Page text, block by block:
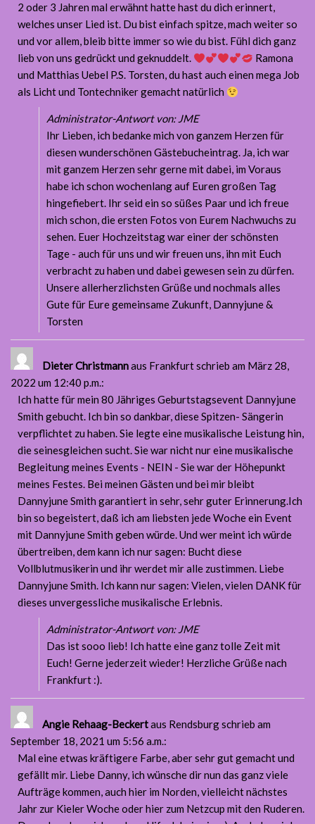
2 oder 3 Jahren mal erwähnt hatte hast du dich erinnert,
welches unser Lied ist. Du bist einfach spitze, mach weiter so
und vor allem, bleib bitte immer so wie du bist. Fühl dich ganz
lieb von uns gedrückt und geknuddelt.
Ramona
und Matthias Uebel P.S. Torsten, du hast auch einen mega Job
als Licht und Tontechniker gemacht natürlich
Administrator-Antwort von: JME
Ihr Lieben, ich bedanke mich von ganzem Herzen für
diesen wunderschönen Gästebucheintrag. Ja, ich war
mit ganzem Herzen sehr gerne mit dabei, im Voraus
habe ich schon wochenlang auf Euren großen Tag
hingefiebert. Ihr seid ein so süßes Paar und ich freue
mich schon, die ersten Fotos von Eurem Nachwuchs zu
sehen. Euer Hochzeitstag war einer der schönsten
Tage - auch für uns und wir freuen uns, ihn mit Euch
verbracht zu haben und dabei gewesen sein zu dürfen.
Unsere allerherzlichsten Grüße und nochmals alles
Gute für Eure gemeinsame Zukunft, Dannyjune &
Torsten
Dieter Christmannaus Frankfurtschrieb am März 28,
2022 um 12:40 p.m.:
Ich hatte für mein 80 Jähriges Geburtstagsevent Dannyjune
Smith gebucht. Ich bin so dankbar, diese Spitzen- Sängerin
verpflichtet zu haben. Sie legte eine musikalische Leistung hin,
die seinesgleichen sucht. Sie war nicht nur eine musikalische
Begleitung meines Events - NEIN - Sie war der Höhepunkt
meines Festes. Bei meinen Gästen und bei mir bleibt
Dannyjune Smith garantiert in sehr, sehr guter Erinnerung.Ich
bin so begeistert, daß ich am liebsten jede Woche ein Event
mit Dannyjune Smith geben würde. Und wer meint ich würde
übertreiben, dem kann ich nur sagen: Bucht diese
Vollblutmusikerin und ihr werdet mir alle zustimmen. Liebe
Dannyjune Smith. Ich kann nur sagen: Vielen, vielen DANK für
dieses unvergessliche musikalische Erlebnis.
Administrator-Antwort von: JME
Das ist sooo lieb! Ich hatte eine ganz tolle Zeit mit
Euch! Gerne jederzeit wieder! Herzliche Grüße nach
Frankfurt :).
Angie Rehaag-Beckertaus Rendsburgschrieb am
September 18, 2021 um 5:56 a.m.:
Mal eine etwas kräftigere Farbe, aber sehr gut gemacht und
gefällt mir. Liebe Danny, ich wünsche dir nun das ganz viele
Aufträge kommen, auch hier im Norden, vielleicht nächstes
Jahr zur Kieler Woche oder hier zum Netzcup mit den Ruderen.